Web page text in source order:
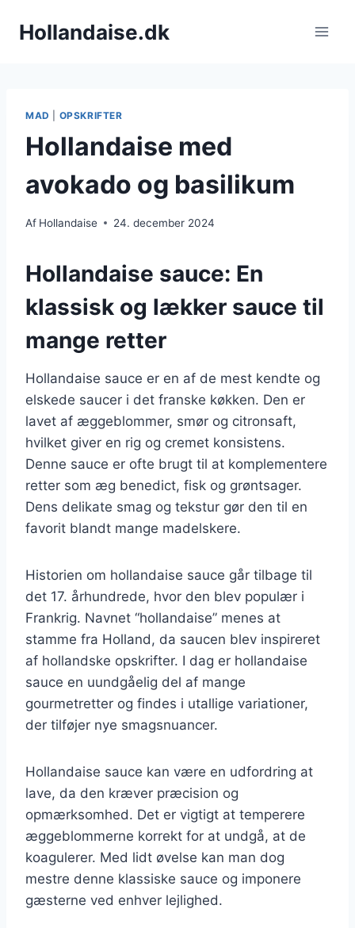
Hollandaise.dk
MAD OPSKRIFTER
Hollandaise med
avokado og basilikum
Af Hollandaise 24. december 2024
Hollandaise sauce: En
klassisk og lækker sauce til
mange retter
Hollandaise sauce er en af de mest kendte og
elskede saucer i det franske køkken. Den er
lavet af æggeblommer, smør og citronsaft,
hvilket giver en rig og cremet konsistens.
Denne sauce er ofte brugt til at komplementere
retter som æg benedict, fisk og grøntsager.
Dens delikate smag og tekstur gør den til en
favorit blandt mange madelskere.
Historien om hollandaise sauce går tilbage til
det 17. århundrede, hvor den blev populær i
Frankrig. Navnet “hollandaise” menes at
stamme fra Holland, da saucen blev inspireret
af hollandske opskrifter. I dag er hollandaise
sauce en uundgåelig del af mange
gourmetretter og findes i utallige variationer,
der tilføjer nye smagsnuancer.
Hollandaise sauce kan være en udfordring at
lave, da den kræver præcision og
opmærksomhed. Det er vigtigt at temperere
æggeblommerne korrekt for at undgå, at de
koagulerer. Med lidt øvelse kan man dog
mestre denne klassiske sauce og imponere
gæsterne ved enhver lejlighed.